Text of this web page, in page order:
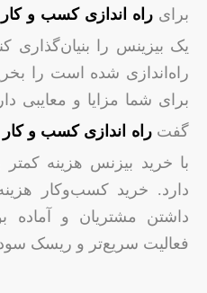
برای راه اندازی کسب و کار
یک بیزینس را بنیان‌گذاری
راه‌اندازی شده است را
برای شما مزایا و معایبی
گفتراه اندازی کسب‌ و کار
با خرید بیزنس هزینه
دارد. خرید کسب‌وکار هزینه
داشتن مشتریان و آماده
فعالیت سریع‌تر و ریسک